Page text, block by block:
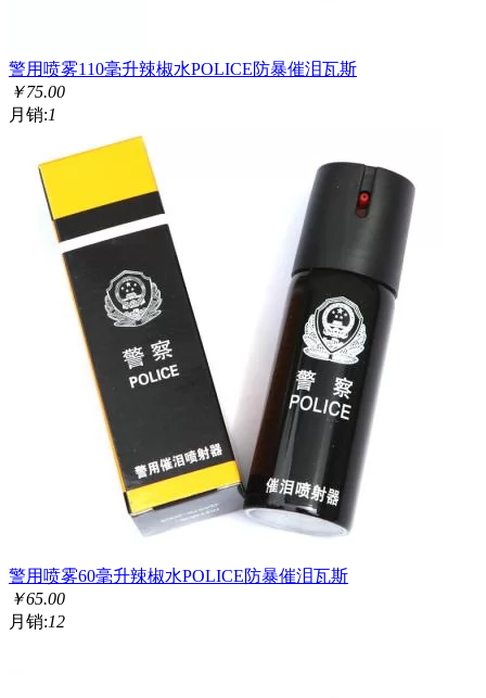
警用喷雾110毫升辣椒水POLICE防暴催泪瓦斯
￥75.00
月销:1
警用喷雾60毫升辣椒水POLICE防暴催泪瓦斯
￥65.00
月销:12